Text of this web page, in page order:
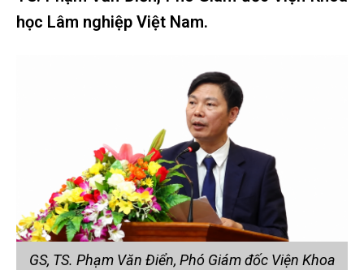
học Lâm nghiệp Việt Nam.
GS, TS. Phạm Văn Điển, Phó Giám đốc Viện Khoa